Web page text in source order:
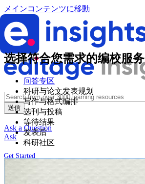
メインコンテンツに移動
Ask a Question
Ask
Get Started
选择符合您需求的编校服务
问答专区
科研与论文发表规划
写作与格式编排
选刊与投稿
等待结果
发表后
科研社区